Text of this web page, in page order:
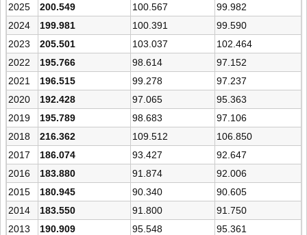
2025
200.549 100.567
99.982
2024
199.981 100.391
99.590
2023
205.501 103.037
102.464
2022
195.766 98.614
97.152
2021
196.515 99.278
97.237
2020
192.428 97.065
95.363
2019
195.789 98.683
97.106
2018
216.362 109.512
106.850
2017
186.074 93.427
92.647
2016
183.880 91.874
92.006
2015
180.945 90.340
90.605
2014
183.550 91.800
91.750
2013
190.909 95.548
95.361